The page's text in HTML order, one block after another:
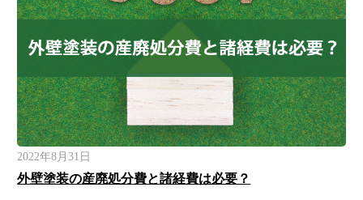
2022年8月31日
外壁塗装の産廃処分費と諸経費は必要？